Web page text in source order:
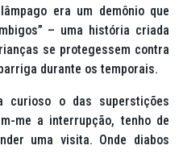
era um demônio que
– uma história criada
se protegessem contra
durante os temporais.
curioso o das superstições
me a interrupção, tenho de
uma visita. Onde diabos